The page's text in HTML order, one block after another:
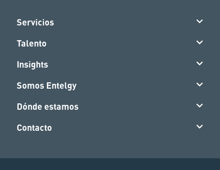
Servicios
Talento
Insights
Somos Entelgy
Dónde estamos
Contacto